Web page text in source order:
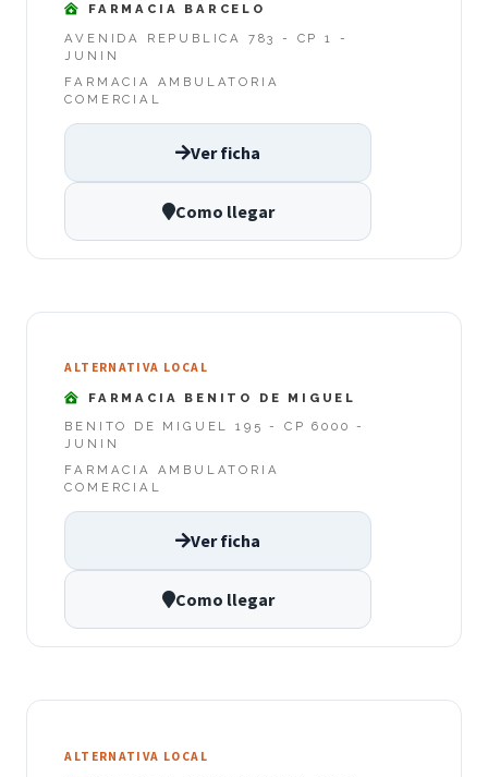
FARMACIA BARCELO
AVENIDA REPUBLICA 783 - CP 1 -
JUNIN
FARMACIA AMBULATORIA
COMERCIAL
Ver ficha
Como llegar
ALTERNATIVA LOCAL
FARMACIA BENITO DE MIGUEL
BENITO DE MIGUEL 195 - CP 6000 -
JUNIN
FARMACIA AMBULATORIA
COMERCIAL
Ver ficha
Como llegar
ALTERNATIVA LOCAL